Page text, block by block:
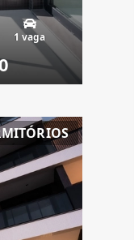
1 vaga